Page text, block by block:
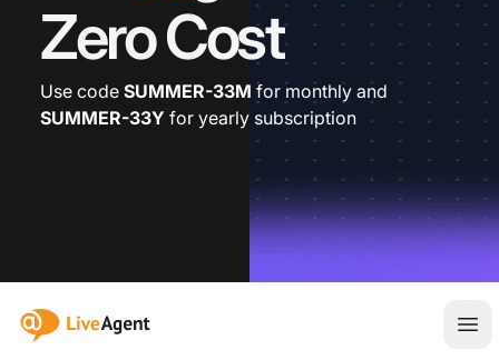
Zero Cost
Use code SUMMER-33M for monthly and
SUMMER-33Y for yearly subscription
:site.title